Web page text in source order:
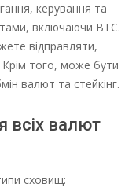
керування та
включаючи BTC.
відправляти,
Крім того, може бути
валют та стейкінг.
всіх валют
сховищ: